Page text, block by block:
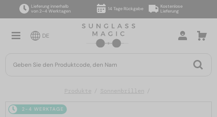
Lieferung innerhalb
von 2–4 Werktagen
14 Tage Rückgabe
Kostenlose
Lieferung
DE
Produkte Sonnenbrillen
2-4 WERKTAGE